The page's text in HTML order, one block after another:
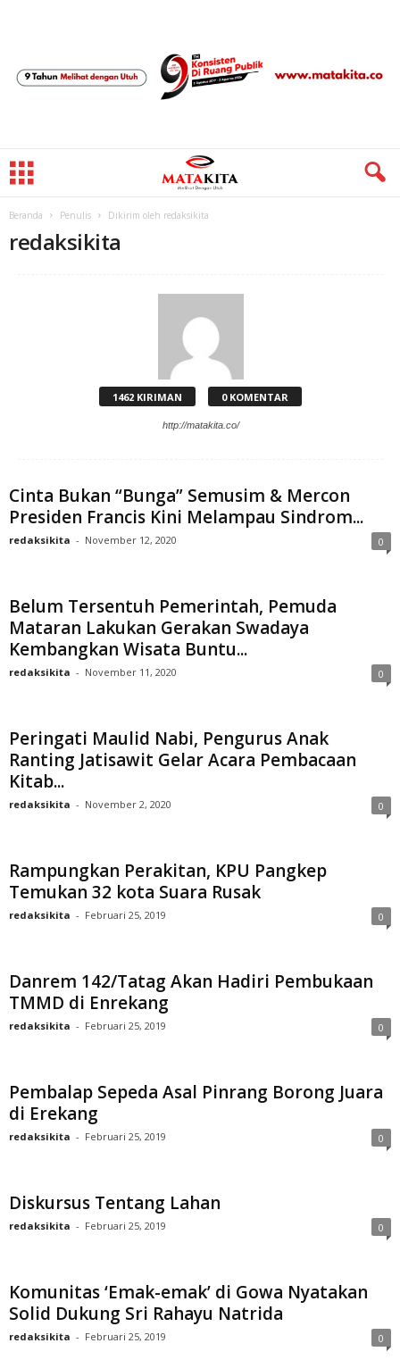
Beranda Penulis Dikirim oleh redaksikita
redaksikita
1462 KIRIMAN 0 KOMENTAR
http://matakita.co/
Cinta Bukan “Bunga” Semusim & Mercon
Presiden Francis Kini Melampau Sindrom...
redaksikita - November 12, 2020 0
Belum Tersentuh Pemerintah, Pemuda
Mataran Lakukan Gerakan Swadaya
Kembangkan Wisata Buntu...
redaksikita - November 11, 2020 0
Peringati Maulid Nabi, Pengurus Anak
Ranting Jatisawit Gelar Acara Pembacaan
Kitab...
redaksikita - November 2, 2020 0
Rampungkan Perakitan, KPU Pangkep
Temukan 32 kota Suara Rusak
redaksikita - Februari 25, 2019 0
Danrem 142/Tatag Akan Hadiri Pembukaan
TMMD di Enrekang
redaksikita - Februari 25, 2019 0
Pembalap Sepeda Asal Pinrang Borong Juara
di Erekang
redaksikita - Februari 25, 2019 0
Diskursus Tentang Lahan
redaksikita - Februari 25, 2019 0
Komunitas ‘Emak-emak’ di Gowa Nyatakan
Solid Dukung Sri Rahayu Natrida
redaksikita - Februari 25, 2019 0